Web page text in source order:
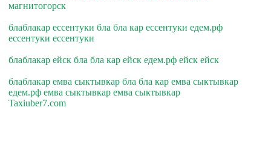
магнитогорск
блаблакар ессентуки бла бла кар ессентуки едем.рф
ессентуки ессентуки
блаблакар ейск бла бла кар ейск едем.рф ейск ейск
блаблакар емва сыктывкар бла бла кар емва сыктывкар
едем.рф емва сыктывкар емва сыктывкар
Taxiuber7.com